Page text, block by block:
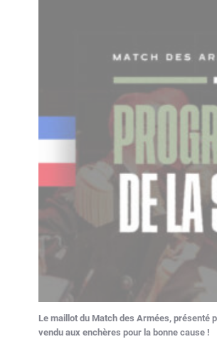
Le maillot du Match des Armées, présenté
vendu aux enchères pour la bonne cause !